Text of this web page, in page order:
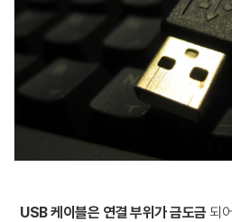
USB 케이블은 연결 부위가 금도금 되